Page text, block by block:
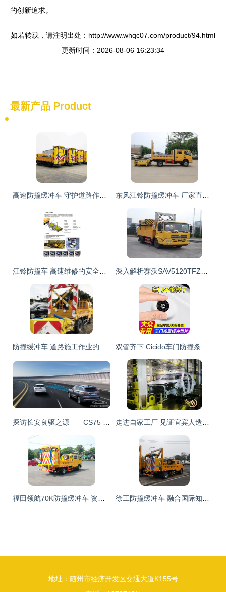
的创新追求。
如若转载，请注明出处：http://www.whqc07.com/product/94.html
更新时间：2026-08-06 16:23:34
最新产品 Product
地址：随州市经济开发区交通大道K155号